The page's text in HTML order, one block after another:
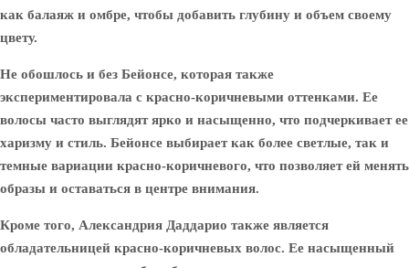
как балаяж и омбре, чтобы добавить глубину и объем своему
цвету.
Не обошлось и без Бейонсе, которая также
экспериментировала с красно-коричневыми оттенками. Ее
волосы часто выглядят ярко и насыщенно, что подчеркивает ее
харизму и стиль. Бейонсе выбирает как более светлые, так и
темные вариации красно-коричневого, что позволяет ей менять
образы и оставаться в центре внимания.
Кроме того, Александрия Даддарио также является
обладательницей красно-коричневых волос. Ее насыщенный